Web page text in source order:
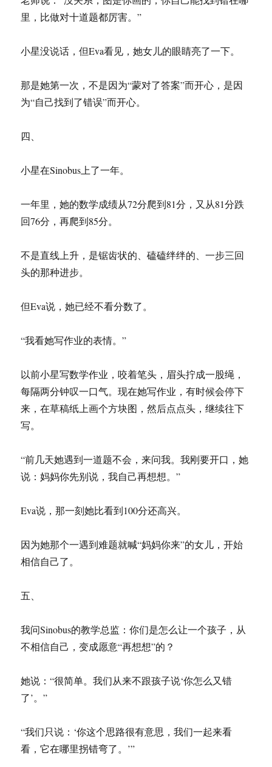
里，比做对十道题都厉害。”
小星没说话，但Eva看见，她女儿的眼睛亮了一下。
那是她第一次，不是因为“蒙对了答案”而开心，是因
为“自己找到了错误”而开心。
四、
小星在Sinobus上了一年。
一年里，她的数学成绩从72分爬到81分，又从81分跌
回76分，再爬到85分。
不是直线上升，是锯齿状的、磕磕绊绊的、一步三回
头的那种进步。
但Eva说，她已经不看分数了。
“我看她写作业的表情。”
以前小星写数学作业，咬着笔头，眉头拧成一股绳，
每隔两分钟叹一口气。现在她写作业，有时候会停下
来，在草稿纸上画个方块图，然后点点头，继续往下
写。
“前几天她遇到一道题不会，来问我。我刚要开口，她
说：妈妈你先别说，我自己再想想。”
Eva说，那一刻她比看到100分还高兴。
因为她那个一遇到难题就喊“妈妈你来”的女儿，开始
相信自己了。
五、
我问Sinobus的教学总监：你们是怎么让一个孩子，从
不相信自己，变成愿意“再想想”的？
她说：“很简单。我们从来不跟孩子说‘你怎么又错
了’。”
“我们只说：‘你这个思路很有意思，我们一起来看
看，它在哪里拐错弯了。’”